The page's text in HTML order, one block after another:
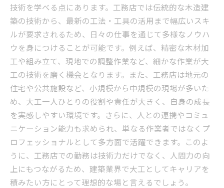
技術を学べる点にあります。工務店では伝統的な木造建
築の技術から、最新の工法・工具の活用まで幅広いスキ
ルが要求されるため、日々の仕事を通じて多様なノウハ
ウを身につけることが可能です。例えば、精密な木材加
工や組み立て、現地での調整作業など、細かな作業が大
工の技術を磨く機会となります。また、工務店は地元の
住宅や公共施設など、小規模から中規模の現場が多いた
め、大工一人ひとりの役割や責任が大きく、自身の成長
を実感しやすい環境です。さらに、人との連携やコミュ
ニケーション能力も求められ、単なる作業者ではなくプ
ロフェッショナルとして多方面で活躍できます。このよ
うに、工務店での勤務は技術力だけでなく、人間力の向
上にもつながるため、建築業界で大工としてキャリアを
積みたい方にとって理想的な場と言えるでしょう。